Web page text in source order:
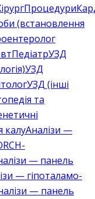
Процедури
(встановлення
ПедіатрУЗД
УЗД
УЗД (інші
та
калуАналізи —
— панель
— гіпоталамо-
— панель